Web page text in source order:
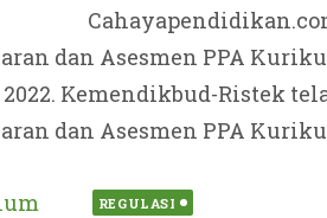
dan Asesmen PPA
Kemendikbud-Ristek
dan Asesmen PPA
Posted
REGULASI